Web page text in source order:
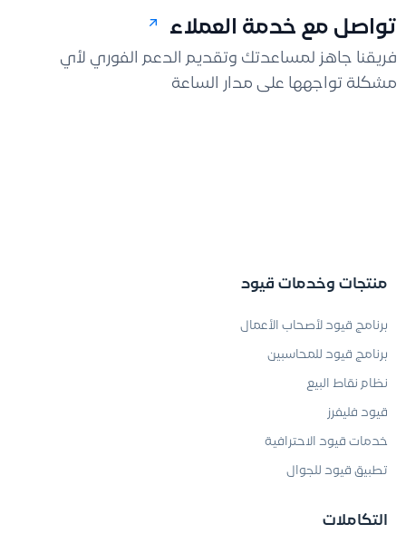
تواصل مع خدمة العملاء
فريقنا جاهز لمساعدتك وتقديم الدعم الفوري لأي
مشكلة تواجهها على مدار الساعة
منتجات وخدمات قيود
برنامج قيود لأصحاب الأعمال
برنامج قيود للمحاسبين
نظام نقاط البيع
قيود فليفرز
خدمات قيود الاحترافية
تطبيق قيود للجوال
التكاملات